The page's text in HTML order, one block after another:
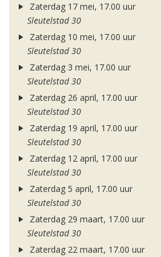
Zaterdag 17 mei, 17.00 uur
Sleutelstad 30
Zaterdag 10 mei, 17.00 uur
Sleutelstad 30
Zaterdag 3 mei, 17.00 uur
Sleutelstad 30
Zaterdag 26 april, 17.00 uur
Sleutelstad 30
Zaterdag 19 april, 17.00 uur
Sleutelstad 30
Zaterdag 12 april, 17.00 uur
Sleutelstad 30
Zaterdag 5 april, 17.00 uur
Sleutelstad 30
Zaterdag 29 maart, 17.00 uur
Sleutelstad 30
Zaterdag 22 maart, 17.00 uur